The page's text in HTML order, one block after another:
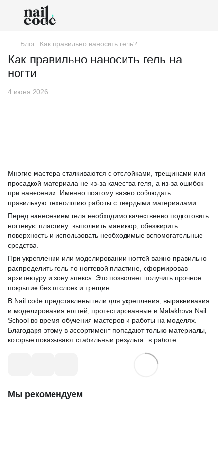
Блог Как правильно наносить гель?
Как правильно наносить гель на
ногти
4 июня 2026
Многие мастера сталкиваются с отслойками, трещинами или
просадкой материала не из-за качества геля, а из-за ошибок
при нанесении. Именно поэтому важно соблюдать
правильную технологию работы с твердыми материалами.
Перед нанесением геля необходимо качественно подготовить
ногтевую пластину: выполнить маникюр, обезжирить
поверхность и использовать необходимые вспомогательные
средства.
При укреплении или моделировании ногтей важно правильно
распределить гель по ногтевой пластине, сформировав
архитектуру и зону апекса. Это позволяет получить прочное
покрытие без отслоек и трещин.
В Nail code представлены гели для укрепления, выравнивания
и моделирования ногтей, протестированные в Malakhova Nail
School во время обучения мастеров и работы на моделях.
Благодаря этому в ассортимент попадают только материалы,
которые показывают стабильный результат в работе.
Мы рекомендуем